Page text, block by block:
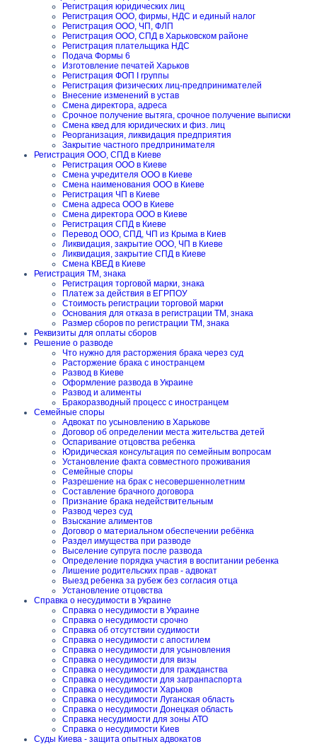
Регистрация юридических лиц
Регистрация ООО, фирмы, НДС и единый налог
Регистрация ООО, ЧП, ФЛП
Регистрация ООО, СПД в Харьковском районе
Регистрация плательщика НДС
Подача Формы 6
Изготовление печатей Харьков
Регистрация ФОП I группы
Регистрация физических лиц-предпринимателей
Внесение изменений в устав
Смена директора, адреса
Срочное получение вытяга, срочное получение выписки
Смена квед для юридических и физ. лиц
Реорганизация, ликвидация предприятия
Закрытие частного предпринимателя
Регистрация ООО, СПД в Киеве
Регистрация ООО в Киеве
Смена учредителя ООО в Киеве
Смена наименования ООО в Киеве
Регистрация ЧП в Киеве
Смена адреса ООО в Киеве
Смена директора ООО в Киеве
Регистрация СПД в Киеве
Перевод ООО, СПД, ЧП из Крыма в Киев
Ликвидация, закрытие ООО, ЧП в Киеве
Ликвидация, закрытие СПД в Киеве
Смена КВЕД в Киеве
Регистрация ТМ, знака
Регистрация торговой марки, знака
Платеж за действия в ЕГРПОУ
Стоимость регистрации торговой марки
Основания для отказа в регистрации ТМ, знака
Размер сборов по регистрации ТМ, знака
Реквизиты для оплаты сборов
Решение о разводе
Что нужно для расторжения брака через суд
Расторжение брака с иностранцем
Развод в Киеве
Оформление развода в Украине
Развод и алименты
Бракоразводный процесс с иностранцем
Семейные споры
Адвокат по усыновлению в Харькове
Договор об определении места жительства детей
Оспаривание отцовства ребенка
Юридическая консультация по семейным вопросам
Установление факта совместного проживания
Семейные споры
Разрешение на брак с несовершеннолетним
Составление брачного договора
Признание брака недействительным
Развод через суд
Взыскание алиментов
Договор о материальном обеспечении ребёнка
Раздел имущества при разводе
Выселение супруга после развода
Определение порядка участия в воспитании ребенка
Лишение родительских прав - адвокат
Выезд ребенка за рубеж без согласия отца
Установление отцовства
Справка о несудимости в Украине
Справка о несудимости в Украине
Справка о несудимости срочно
Справка об отсутствии судимости
Справка о несудимости с апостилем
Справка о несудимости для усыновления
Справка о несудимости для визы
Справка о несудимости для гражданства
Справка о несудимости для загранпаспорта
Справка о несудимости Харьков
Справка о несудимости Луганская область
Справка о несудимости Донецкая область
Справка несудимости для зоны АТО
Справка о несудимости Киев
Суды Киева - защита опытных адвокатов